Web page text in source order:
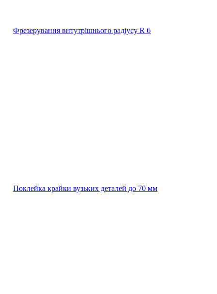
Фрезерування внтутрішнього радіусу R 6
Поклейка крайки вузьких деталей до 70 мм